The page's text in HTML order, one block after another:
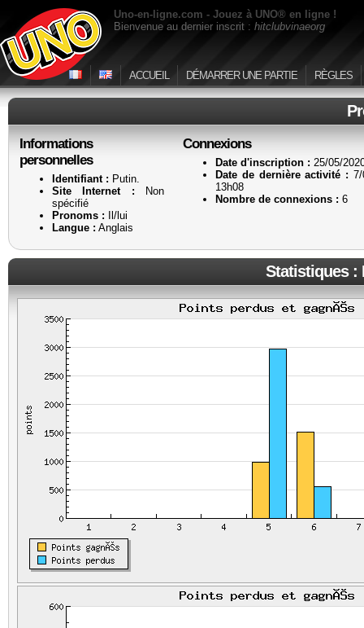
Uno-en-ligne.com - Jouez à UNO® en ligne !
Bienvenue au dernier inscrit : hitclubvinaeorg
ACCUEIL DÉMARRER UNE PARTIE RÈGLES
Informations
personnelles
Identifiant : Putin.
Site Internet : Non
spécifié
Pronoms : Il/lui
Langue : Anglais
Connexions
Date d'inscription : 25/05/
Date de dernière activité :
13h08
Nombre de connexions : 6
Statistiques :